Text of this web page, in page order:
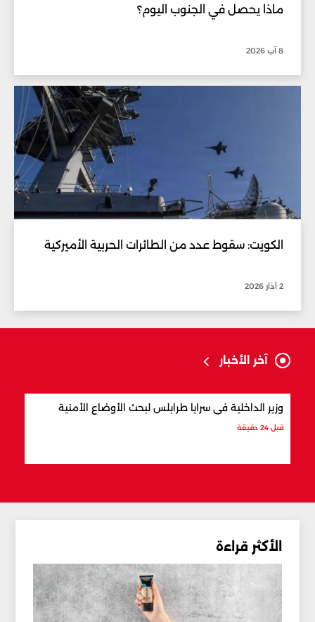
ماذا يحصل في الجنوب اليوم؟
8 آب 2026
الكويت: سقوط عدد من الطائرات الحربية الأميركية
2 آذار 2026
آخر الأخبار
وزير الداخلية في سرايا طرابلس لبحث الأوضاع الأمنية
قبل 24 دقيقة
الأكثر قراءة